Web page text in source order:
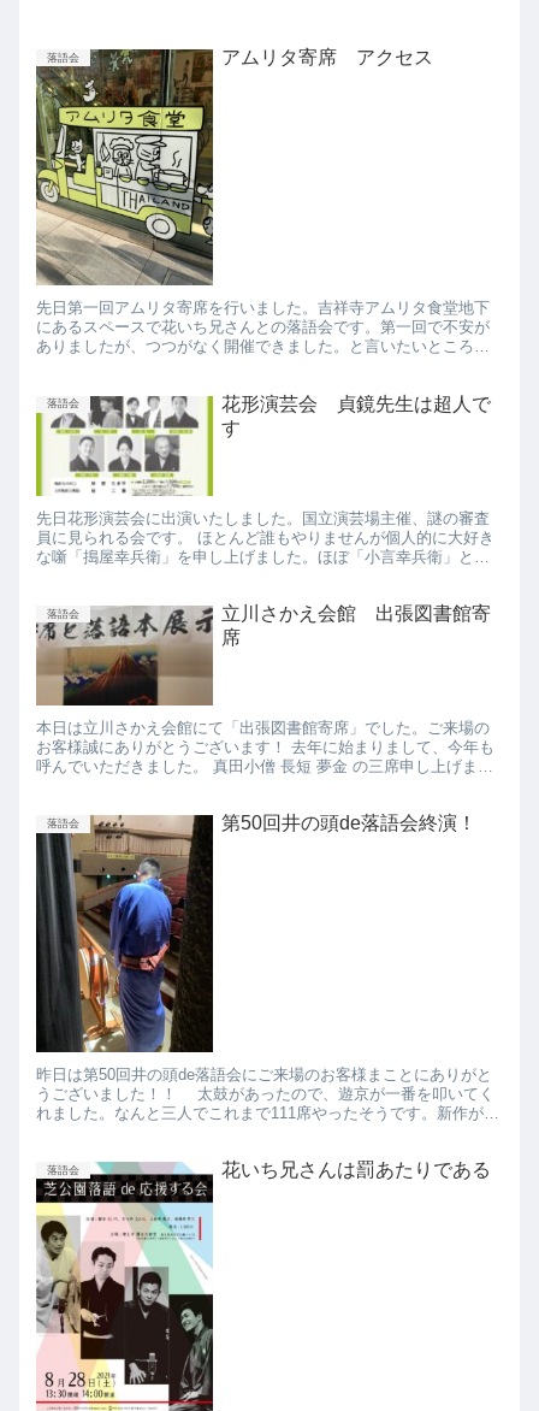
落語会 アムリタ寄席 アクセス
先日第一回アムリタ寄席を行いました。吉祥寺アムリタ食堂地下
にあるスペースで花いち兄さんとの落語会です。第一回で不安が
ありましたが、つつがなく開催できました。と言いたいところで
落語会
花形演芸会 貞鏡先生は超人で
す
先日花形演芸会に出演いたしました。国立演芸場主催、謎の審査
員に見られる会です。 ほとんど誰もやりませんが個人的に大好き
な噺「搗屋幸兵衛」を申し上げました。ほぼ「小言幸兵衛」と同
落語会
立川さかえ会館 出張図書館寄
席
本日は立川さかえ会館にて「出張図書館寄席」でした。ご来場の
お客様誠にありがとうございます！ 去年に始まりまして、今年も
呼んでいただきました。 真田小僧 長短 夢金 の三席申し上げまし
落語会 第50回井の頭de落語会終演！
昨日は第50回井の頭de落語会にご来場のお客様まことにありがと
うございました！！ 太鼓があったので、遊京が一番を叩いてく
れました。なんと三人でこれまで111席やったそうです。新作が11
落語会 花いち兄さんは罰あたりである